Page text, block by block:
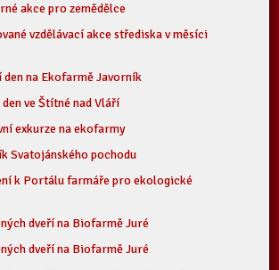
akce pro zemědělce
vzdělávací akce střediska v měsíci
na Ekofarmě Javorník
ve Štítné nad Vláří
exkurze na ekofarmy
Svatojánského pochodu
k Portálu farmáře pro ekologické
dveří na Biofarmě Juré
dveří na Biofarmě Juré